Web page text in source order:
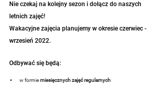
Nie czekaj na kolejny sezon i dołącz do naszych
letnich zajęć!
Wakacyjne zajęcia planujemy w okresie czerwiec -
wrzesień 2022.
Odbywać się będą:
w formie miesięcznych zajęć regularnych